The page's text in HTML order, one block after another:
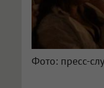
Фото: пресс-